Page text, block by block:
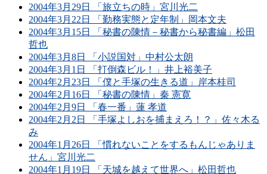
2004年3月29日 「旅立ちの時」宮川光二
2004年3月22日 「勤務実態と定年制」岡本文夫
2004年3月15日 「秘書の陳情－秘書から秘書編」松田
哲也
2004年3月8日 「小説国対」中村公太朗
2004年3月1日 「打倒森ビル！」井上裕美子
2004年2月23日 「僕と手塚の生きる道」岸本桂司
2004年2月16日 「秘書の陳情」秦 憲寛
2004年2月9日 「春一番」蓮 孝道
2004年2月2日 「手塚よしおを捕まえろ！？」佐々木る
み
2004年1月26日 「慣れないことをするもんじゃありま
せん」宮川光二
2004年1月19日 「天城を越えて世界へ」松田哲也